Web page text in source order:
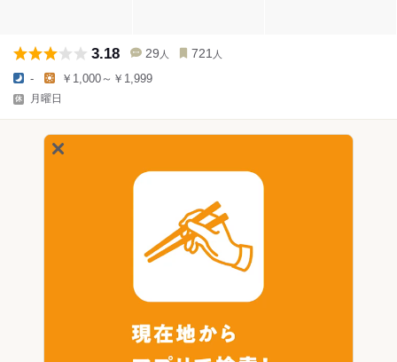
3.18 29 人 721 人
- ￥1,000～￥1,999
月曜日